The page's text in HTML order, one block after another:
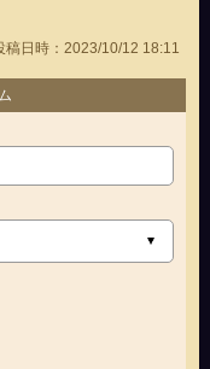
稿日時：2023/10/12 18:11